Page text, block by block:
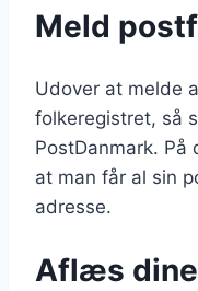
Meld
Udover at melde
folkeregistret, så
PostDanmark. På
at man får al sin
adresse.
Aflæs